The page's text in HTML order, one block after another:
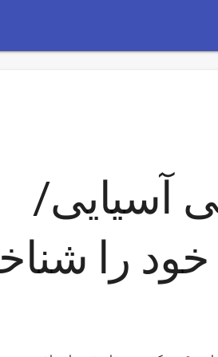
آسیایی/
را